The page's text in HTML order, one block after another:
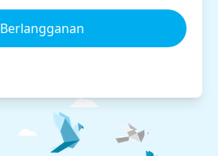
Berlangganan